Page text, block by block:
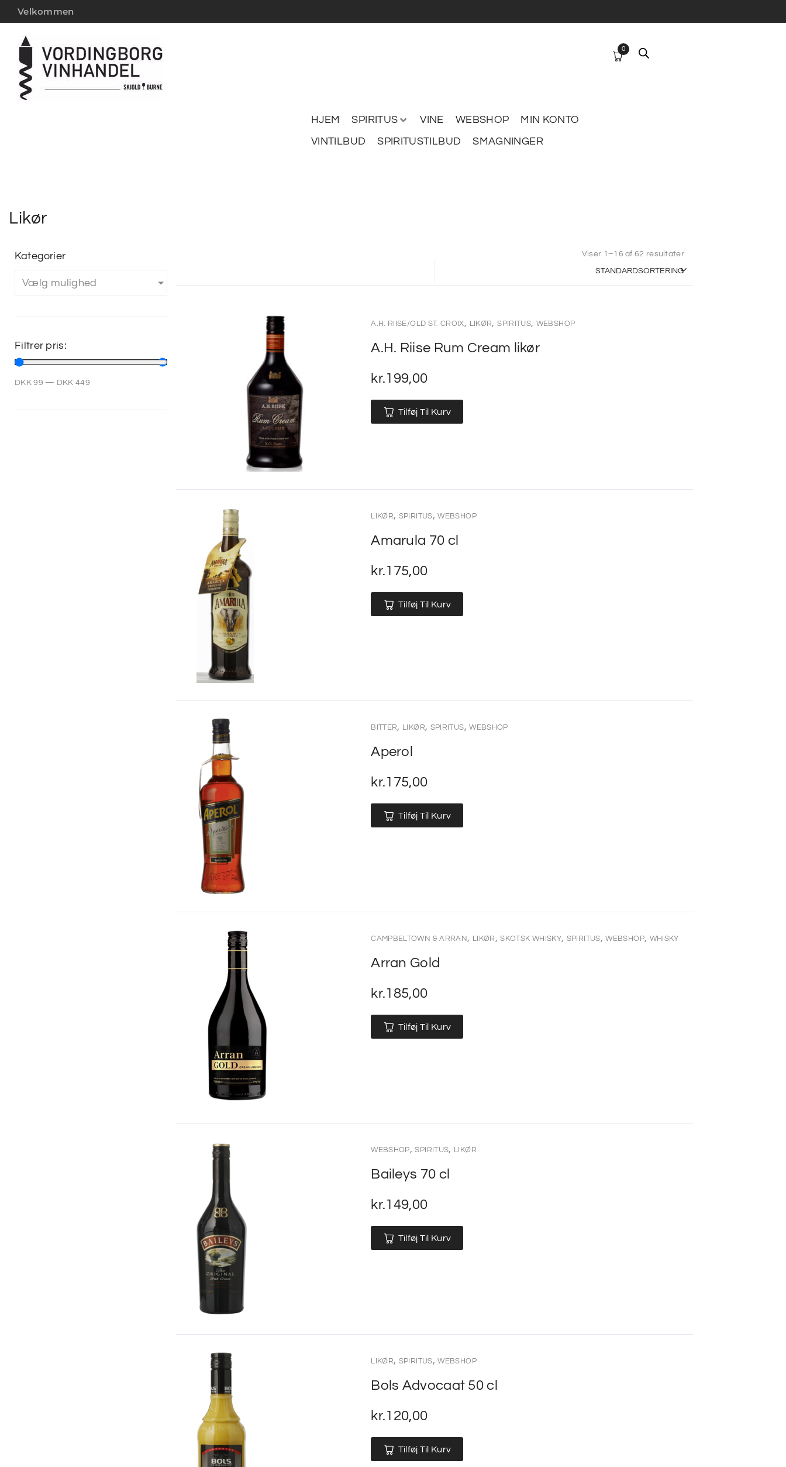
Velkommen
HJEM SPIRITUS VINE WEBSHOP
MIN KONTO
VINTILBUD
SPIRITUSTILBUD SMAGNINGER
0
Likør
Kategorier
Vælg mulighed
Filtrer pris:
DKK 99 — DKK 449
Viser 1–16 af 62 resultater
A.H. RIISE/OLD ST. CROIX, LIKØR,SPIRITUS, WEBSHOP
A.H. Riise Rum Cream likør
kr.199,00
Tilføj Til Kurv
LIKØR, SPIRITUS,WEBSHOP
Amarula 70 cl
kr.175,00
Tilføj Til Kurv
BITTER, LIKØR, SPIRITUS,WEBSHOP
Aperol
kr.175,00
Tilføj Til Kurv
CAMPBELTOWN & ARRAN, LIKØR ,SKOTSK WHISKY, SPIRITUS,WEBSHOP, WHISKY
Arran Gold
kr.185,00
Tilføj Til Kurv
WEBSHOP,SPIRITUS, LIKØR
Baileys 70 cl
kr.149,00
Tilføj Til Kurv
LIKØR, SPIRITUS,WEBSHOP
Bols Advocaat 50 cl
kr.120,00
Tilføj Til Kurv